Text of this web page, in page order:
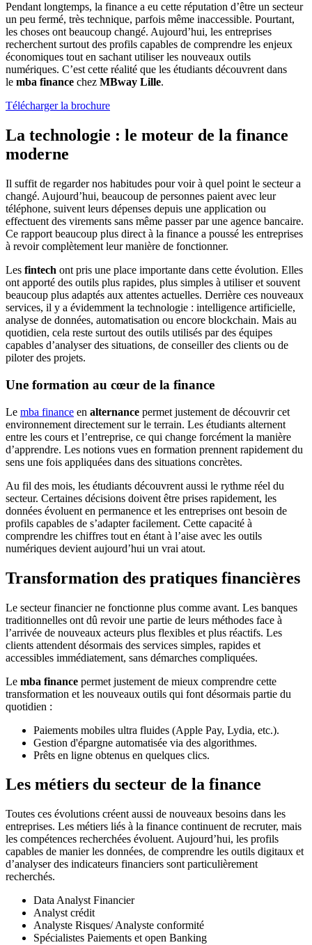
Pendant longtemps, la finance a eu cette réputation d’être un secteur
un peu fermé, très technique, parfois même inaccessible. Pourtant,
les choses ont beaucoup changé. Aujourd’hui, les entreprises
recherchent surtout des profils capables de comprendre les enjeux
économiques tout en sachant utiliser les nouveaux outils
numériques. C’est cette réalité que les étudiants découvrent dans
le mba finance chez MBway Lille.
Télécharger la brochure
La technologie : le moteur de la finance
moderne
Il suffit de regarder nos habitudes pour voir à quel point le secteur a
changé. Aujourd’hui, beaucoup de personnes paient avec leur
téléphone, suivent leurs dépenses depuis une application ou
effectuent des virements sans même passer par une agence bancaire.
Ce rapport beaucoup plus direct à la finance a poussé les entreprises
à revoir complètement leur manière de fonctionner.
Les fintech ont pris une place importante dans cette évolution. Elles
ont apporté des outils plus rapides, plus simples à utiliser et souvent
beaucoup plus adaptés aux attentes actuelles. Derrière ces nouveaux
services, il y a évidemment la technologie : intelligence artificielle,
analyse de données, automatisation ou encore blockchain. Mais au
quotidien, cela reste surtout des outils utilisés par des équipes
capables d’analyser des situations, de conseiller des clients ou de
piloter des projets.
Une formation au cœur de la finance
Le mba finance en alternance permet justement de découvrir cet
environnement directement sur le terrain. Les étudiants alternent
entre les cours et l’entreprise, ce qui change forcément la manière
d’apprendre. Les notions vues en formation prennent rapidement du
sens une fois appliquées dans des situations concrètes.
Au fil des mois, les étudiants découvrent aussi le rythme réel du
secteur. Certaines décisions doivent être prises rapidement, les
données évoluent en permanence et les entreprises ont besoin de
profils capables de s’adapter facilement. Cette capacité à
comprendre les chiffres tout en étant à l’aise avec les outils
numériques devient aujourd’hui un vrai atout.
Transformation des pratiques financières
Le secteur financier ne fonctionne plus comme avant. Les banques
traditionnelles ont dû revoir une partie de leurs méthodes face à
l’arrivée de nouveaux acteurs plus flexibles et plus réactifs. Les
clients attendent désormais des services simples, rapides et
accessibles immédiatement, sans démarches compliquées.
Le mba finance permet justement de mieux comprendre cette
transformation et les nouveaux outils qui font désormais partie du
quotidien :
Paiements mobiles ultra fluides (Apple Pay, Lydia, etc.).
Gestion d'épargne automatisée via des algorithmes.
Prêts en ligne obtenus en quelques clics.
Les métiers du secteur de la finance
Toutes ces évolutions créent aussi de nouveaux besoins dans les
entreprises. Les métiers liés à la finance continuent de recruter, mais
les compétences recherchées évoluent. Aujourd’hui, les profils
capables de manier les données, de comprendre les outils digitaux et
d’analyser des indicateurs financiers sont particulièrement
recherchés.
Data Analyst Financier
Analyst crédit
Analyste Risques/ Analyste conformité
Spécialistes Paiements et open Banking